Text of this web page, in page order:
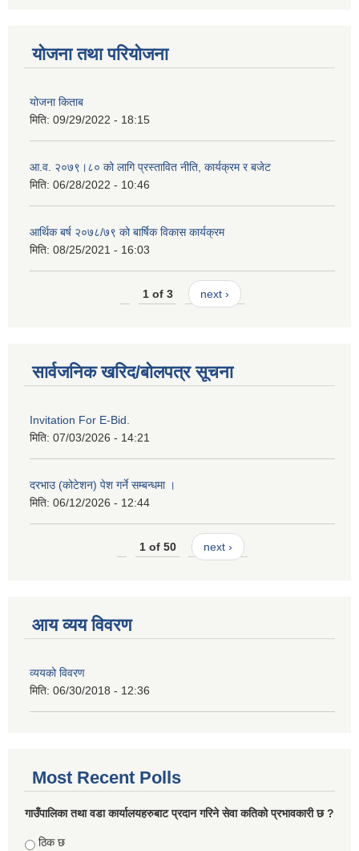
योजना तथा परियोजना
योजना किताब
मिति: 09/29/2022 - 18:15
आ.व. २०७९।८० को लागि प्रस्तावित नीति, कार्यक्रम र बजेट
मिति: 06/28/2022 - 10:46
आर्थिक बर्ष २०७८/७९ को बार्षिक विकास कार्यक्रम
मिति: 08/25/2021 - 16:03
1 of 3 next ›
सार्वजनिक खरिद/बोलपत्र सूचना
Invitation For E-Bid.
मिति: 07/03/2026 - 14:21
दरभाउ (कोटेशन) पेश गर्ने सम्बन्धमा ।
मिति: 06/12/2026 - 12:44
1 of 50 next ›
आय व्यय विवरण
व्ययको विवरण
मिति: 06/30/2018 - 12:36
Most Recent Polls
गाउँपालिका तथा वडा कार्यालयहरुबाट प्रदान गरिने सेवा कतिको प्रभावकारी छ ?
Choices
ठिक छ